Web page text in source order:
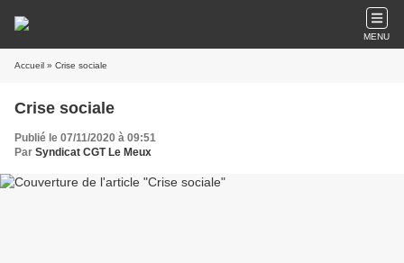
MENU
Accueil » Crise sociale
Crise sociale
Publié le 07/11/2020 à 09:51
Par Syndicat CGT Le Meux